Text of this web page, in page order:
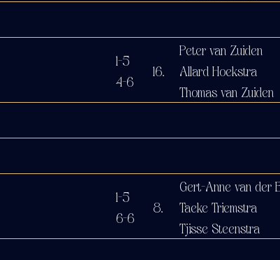
1-5
4-6
16.
Peter van Zuiden
Allard Hoekstra
Thomas van Zuiden
1-5
6-6
8.
Gert-Anne van der
Taeke Triemstra
Tjisse Steenstra